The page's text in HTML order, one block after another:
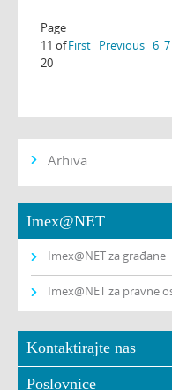
Page
11 of
20
First Previous 6 7
Arhiva
Imex@NET
Imex@NET za građane
Imex@NET za pravne
Kontaktirajte nas
Poslovnice